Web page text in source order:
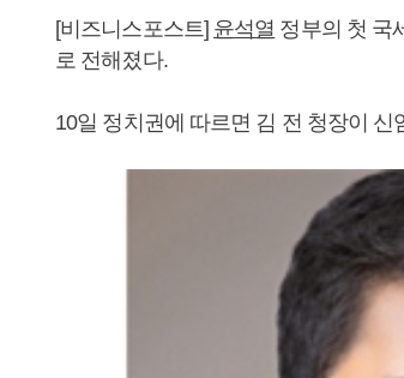
[비즈니스포스트] 윤석열 정부의 첫 국
로 전해졌다.
10일 정치권에 따르면 김 전 청장이